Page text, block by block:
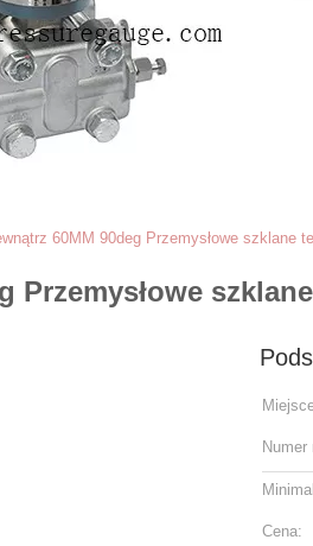
60MM 90deg Przemysłowe szklane
Przemysłowe
Numer
Cena: